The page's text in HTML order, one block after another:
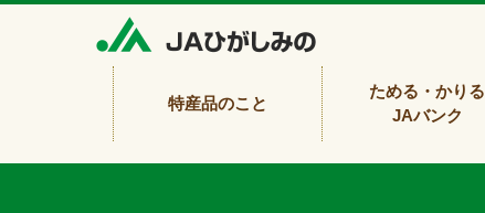
特産品のこと
ためる・かりる
JAバンク